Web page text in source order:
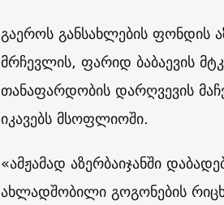
გაეროს განსახლების ფონდის
მრჩევლის, ფარიდ ბაბაევის
თანაფარდობის დარღვევის
იკავებს მსოფლიოში.
«ამჟამად აზერბაიჯანში
ახლადშობილი გოგონების